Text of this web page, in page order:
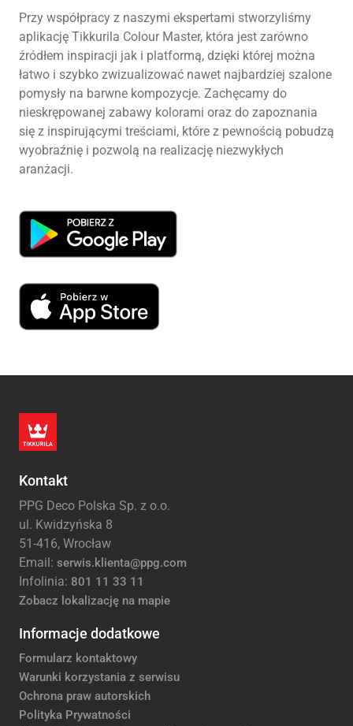
Przy współpracy z naszymi ekspertami stworzyliśmy
aplikację Tikkurila Colour Master, która jest zarówno
źródłem inspiracji jak i platformą, dzięki której można
łatwo i szybko zwizualizować nawet najbardziej szalone
pomysły na barwne kompozycje. Zachęcamy do
nieskrępowanej zabawy kolorami oraz do zapoznania
się z inspirującymi treściami, które z pewnością pobudzą
wyobraźnię i pozwolą na realizację niezwykłych
aranżacji.
Kontakt
PPG Deco Polska Sp. z o.o.
ul. Kwidzyńska 8
51-416, Wrocław
Email: serwis.klienta@ppg.com
Infolinia: 801 11 33 11
Zobacz lokalizację na mapie
Informacje dodatkowe
Formularz kontaktowy
Warunki korzystania z serwisu
Ochrona praw autorskich
Polityka Prywatności